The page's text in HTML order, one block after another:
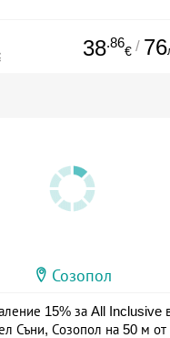
38.86
€ / 76
Созопол
15% за All Inclusive
Съни, Созопол на 50 м от